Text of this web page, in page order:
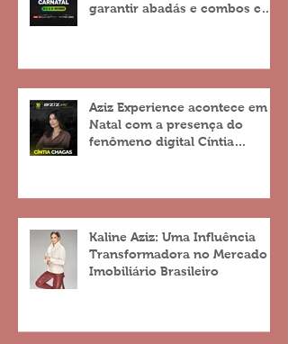
garantir abadás e combos com
Aziz Experience acontece em
Natal com a presença do
fenômeno digital Cíntia
Kaline Aziz: Uma Influência
Transformadora no Mercado
Imobiliário Brasileiro